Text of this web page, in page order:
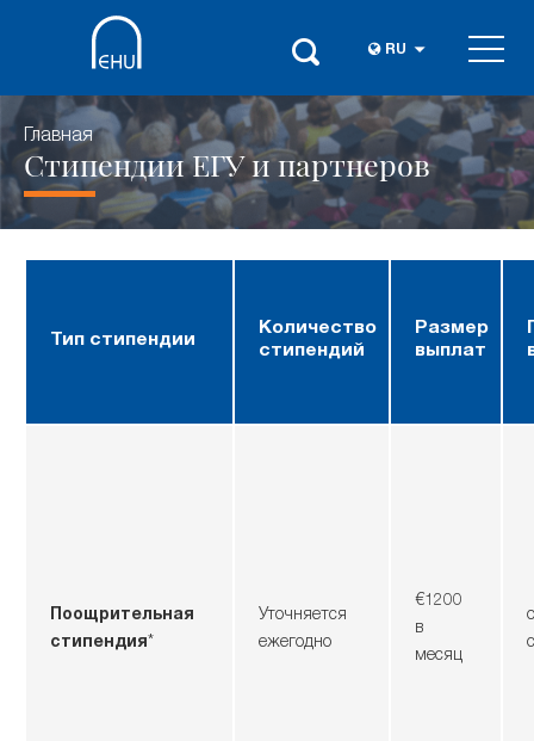
RU
Главная
Стипендии ЕГУ и партнеров
Тип стипендии
Количество
стипендий
Размер
выплат
Поощрительная
стипендия*
Уточняется
ежегодно
€1200
в
месяц